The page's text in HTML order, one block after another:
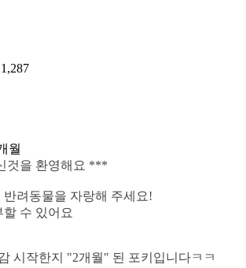
월
것을 환영해요 ***
려동물을 자랑해 주세요!
수 있어요
시작한지 "2개월" 된 포키입니다ㅋㅋ